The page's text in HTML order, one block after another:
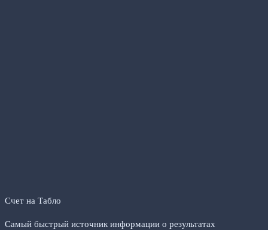
Счет на Табло
Самый быстрый источник информации о результатах